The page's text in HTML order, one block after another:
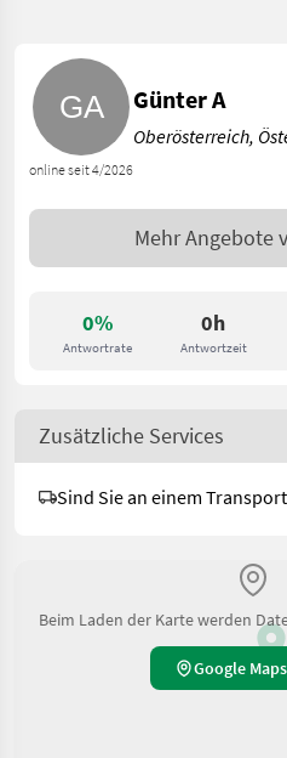
0%
Antwortrate
0h
Antwortzeit
online seit 4/2026
Günter A
Oberösterreich,
Mehr Angebote
Zusätzliche Services
Sind Sie an einem
Beim Laden der Karte werden
Google